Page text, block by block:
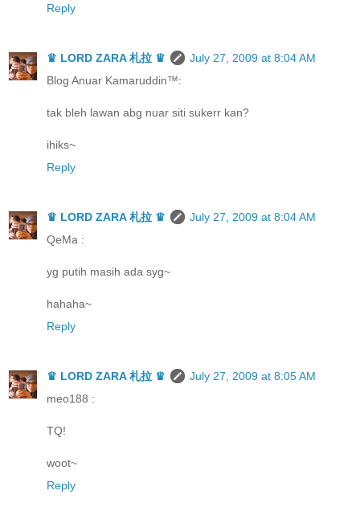
Reply
♛ LORD ZARA 札拉 ♛
July 27, 2009 at 8:04 AM
Blog Anuar Kamaruddin™:
tak bleh lawan abg nuar siti sukerr kan?
ihiks~
Reply
♛ LORD ZARA 札拉 ♛
July 27, 2009 at 8:04 AM
QeMa :
yg putih masih ada syg~
hahaha~
Reply
♛ LORD ZARA 札拉 ♛
July 27, 2009 at 8:05 AM
meo188 :
TQ!
woot~
Reply